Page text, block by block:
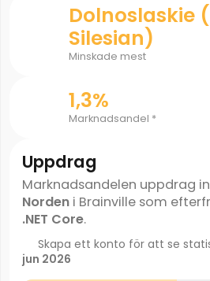
Dolnoslaskie
Silesian)
Minskade mest
1,3%
Marknadsandel *
Uppdrag
Marknadsandelen uppdrag
Nordeni Brainville som
.NET Core.
Skapa ett konto för att se
jun 2026